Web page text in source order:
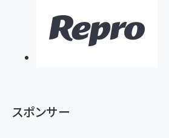
スポンサー